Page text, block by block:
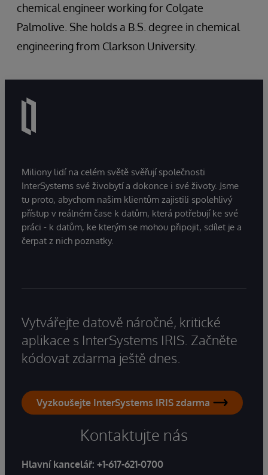
chemical engineer working for Colgate
Palmolive. She holds a B.S. degree in chemical
engineering from Clarkson University.
Miliony lidí na celém světě svěřují společnosti
InterSystems své živobytí a dokonce i své životy. Jsme
tu proto, abychom našim klientům zajistili spolehlivý
přístup v reálném čase k datům, která potřebují ke své
práci - k datům, ke kterým se mohou připojit, sdílet je a
čerpat z nich poznatky.
Vytvářejte datově náročné, kritické
aplikace s InterSystems IRIS. Začněte
kódovat zdarma ještě dnes.
Vyzkoušejte InterSystems IRIS zdarma
Kontaktujte nás
Hlavní kancelář: +1-617-621-0700